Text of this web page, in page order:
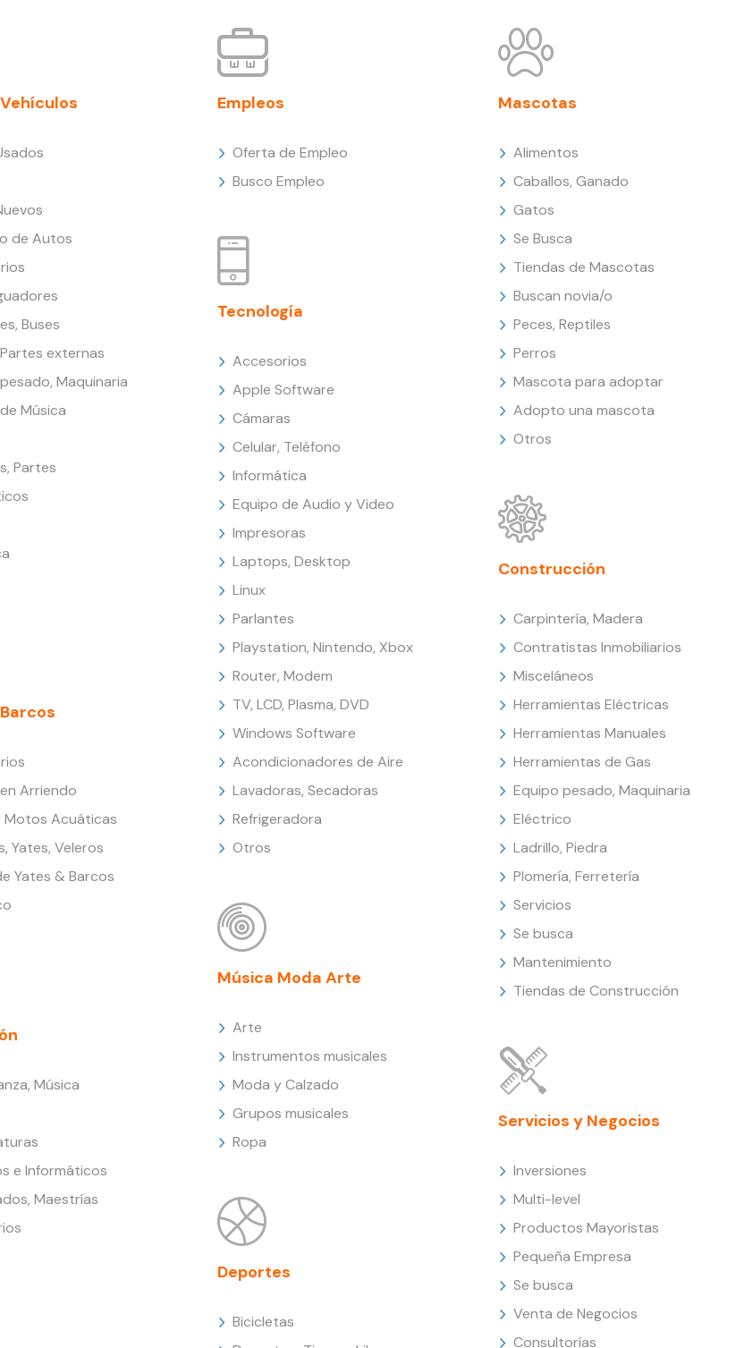
de Autos
Buses
externas
Maquinaria
Música
Partes
Arriendo
Motos Acuáticas
Yates, Veleros
Yates & Barcos
Música
e Informáticos
Maestrías
Empleos
Oferta de Empleo
Busco Empleo
Tecnología
Accesorios
Apple Software
Cámaras
Celular, Teléfono
Informática
Equipo de Audio y Video
Impresoras
Laptops, Desktop
Linux
Parlantes
Playstation, Nintendo, Xbox
Router, Modem
TV, LCD, Plasma, DVD
Windows Software
Acondicionadores de Aire
Lavadoras, Secadoras
Refrigeradora
Otros
Música Moda Arte
Arte
Instrumentos musicales
Moda y Calzado
Grupos musicales
Ropa
Deportes
Bicicletas
Mascotas
Alimentos
Caballos, Ganado
Gatos
Se Busca
Tiendas de Mascotas
Buscan novia/o
Peces, Reptiles
Perros
Mascota para adoptar
Adopto una mascota
Otros
Construcción
Carpintería, Madera
Contratistas Inmobiliarios
Misceláneos
Herramientas Eléctricas
Herramientas Manuales
Herramientas de Gas
Equipo pesado, Maquinaria
Eléctrico
Ladrillo, Piedra
Plomería, Ferretería
Servicios
Se busca
Mantenimiento
Tiendas de Construcción
Servicios y Negocios
Inversiones
Multi-level
Productos Mayoristas
Pequeña Empresa
Se busca
Venta de Negocios
Consultorías